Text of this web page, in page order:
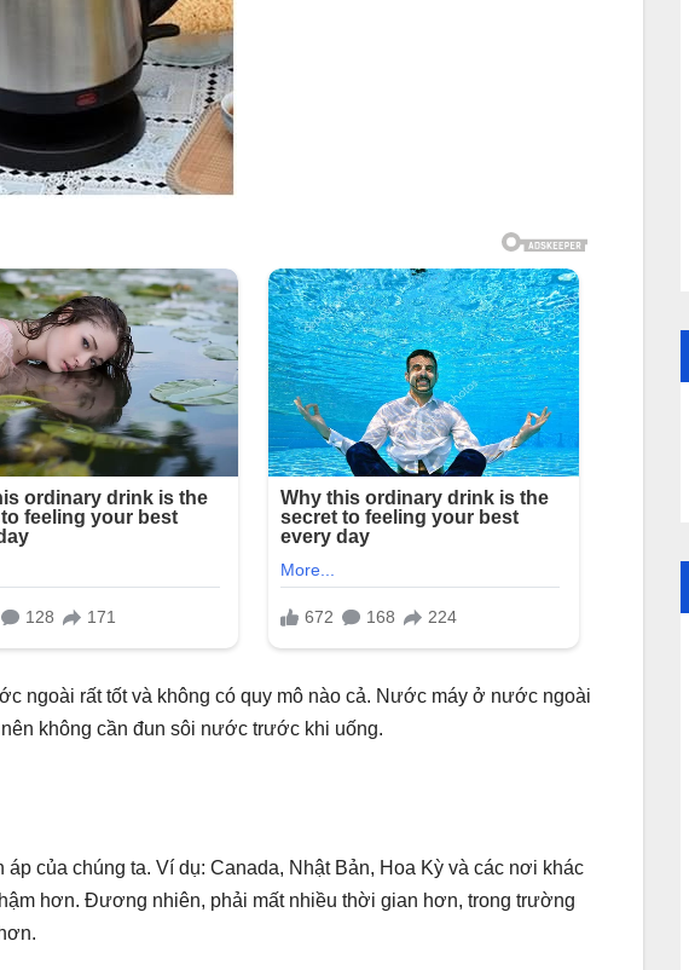
ngoài rất tốt và không có quy mô nào cả. Nước máy ở nước ngoài
không cần đun sôi nước trước khi uống.
của chúng ta. Ví dụ: Canada, Nhật Bản, Hoa Kỳ và các nơi khác
hơn. Đương nhiên, phải mất nhiều thời gian hơn, trong trường